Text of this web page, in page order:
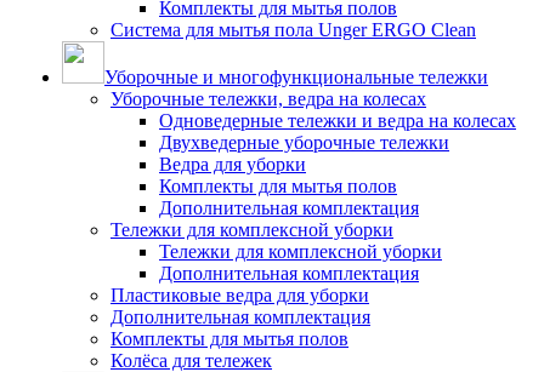
Комплекты для мытья полов
Система для мытья пола Unger ERGO Clean
Уборочные и многофункциональные тележки
Уборочные тележки, ведра на колесах
Одноведерные тележки и ведра на колесах
Двухведерные уборочные тележки
Ведра для уборки
Комплекты для мытья полов
Дополнительная комплектация
Тележки для комплексной уборки
Тележки для комплексной уборки
Дополнительная комплектация
Пластиковые ведра для уборки
Дополнительная комплектация
Комплекты для мытья полов
Колёса для тележек